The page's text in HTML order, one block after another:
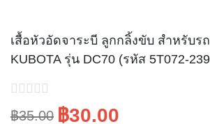
เสื้อหัวอัดจาระบี ลูกกลิ้งขับ สำหรับร
KUBOTA รุ่น DC70 (รหัส 5T072-
฿35.00 ฿30.00